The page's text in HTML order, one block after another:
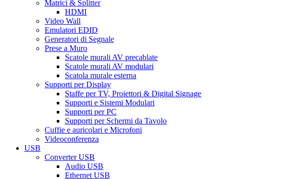
Matrici & Splitter
HDMI
Video Wall
Emulatori EDID
Generatori di Segnale
Prese a Muro
Scatole murali AV precablate
Scatole murali AV modulari
Scatola murale esterna
Supporti per Display
Staffe per TV, Proiettori & Digital Signage
Supporti e Sistemi Modulari
Supporti per PC
Supporti per Schermi da Tavolo
Cuffie e auricolari e Microfoni
Videoconferenza
USB
Converter USB
Audio USB
Ethernet USB